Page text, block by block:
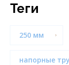
теги
250 мм
напорные